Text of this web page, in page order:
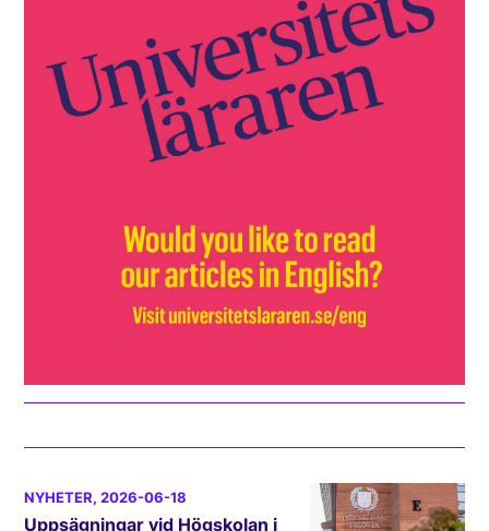
NYHETER, 2026-06-18
Uppsägningar vid Högskolan i